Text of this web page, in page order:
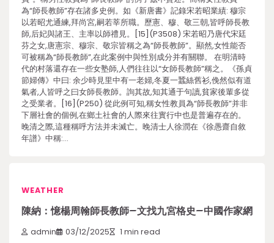
為“師長教師”存在諸多史例。如《新唐書》記錄宋若昭業績: 穆宗
以若昭尤通練,拜尚宮,嗣若莘所職。歷憲、穆、敬三朝,皆呼師長教
師,后妃與諸王、主率以師禮見。[15](P3508) 宋若昭乃唐代宋廷
芬之女,唐憲宗、穆宗、敬宗皆稱之為“師長教師”。顯然,女性能否
可被稱為“師長教師”,在此案例中與性別成分并有關聯。 在明清時
代的村落還存在一些女塾師,人們往往以“女師長教師”稱之。《孫貞
節婦傳》中曰: 余少時見里中有一老婦,冬夏一蠶絲舊衫,俛然似有道
氣者,人皆呼之曰女師長教師。詢其故,知其通于句讀,貧家後輩多從
之受業者。[16](P250) 從此例可知,稱女性教員為“師長教師”并非
下層社會的個例,在鄉土社會的人際來往實行中也是普遍存在的。
晚清之際,這種稱呼方法并未滅亡。晚清士人徐潤在《徐愚齋自敘
年譜》中稱:…
WEATHER
陳納：憶楊周翰師長教師–文找九宮格史–中國作家網
admin 03/12/2025 1 min read